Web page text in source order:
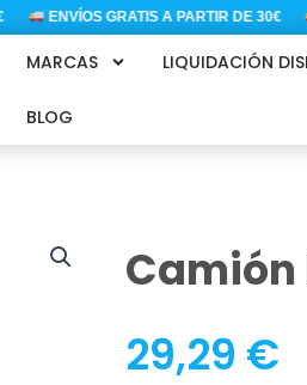
ENVÍOS GRATIS A PARTIR DE 30€
MARCAS LIQUIDACIÓN
BLOG
Camión
29,29 €